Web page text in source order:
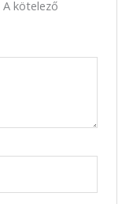
A kötelező